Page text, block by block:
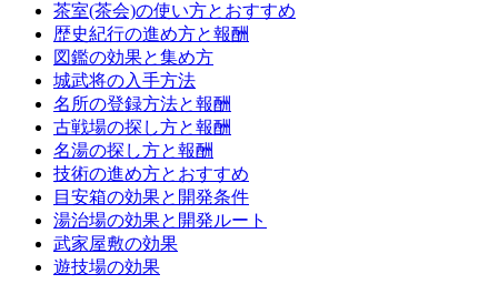
茶室(茶会)の使い方とおすすめ
歴史紀行の進め方と報酬
図鑑の効果と集め方
城武将の入手方法
名所の登録方法と報酬
古戦場の探し方と報酬
名湯の探し方と報酬
技術の進め方とおすすめ
目安箱の効果と開発条件
湯治場の効果と開発ルート
武家屋敷の効果
遊技場の効果